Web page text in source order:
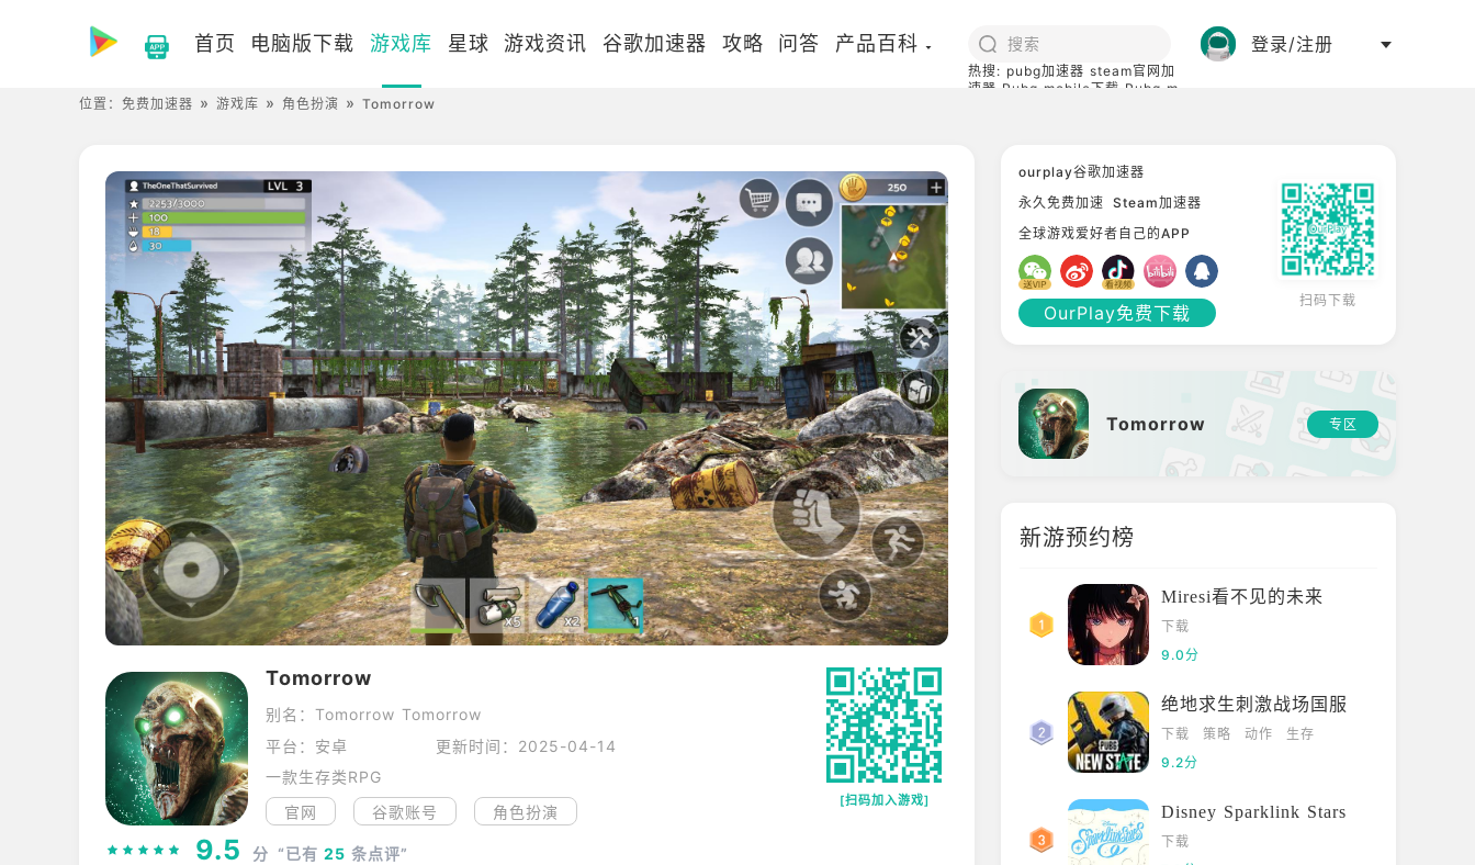
首页 电脑版下载 游戏库 星球 游戏资讯 谷歌加速器 攻略 问答 产品百科
热搜: pubg加速器 steam官网加
速器 Pubg mobile下载 Pubg m
登录/注册
位置： 免费加速器 游戏库 角色扮演 Tomorrow
Tomorrow
别名：Tomorrow Tomorrow
平台：安卓
更新时间：2025-04-14
一款生存类RPG
官网
谷歌账号 角色扮演
[扫码加入游戏]
9.5 分 “已有 25 条点评”
ourplay谷歌加速器
永久免费加速 Steam加速器
全球游戏爱好者自己的APP
OurPlay免费下载
扫码下载
Tomorrow 专区
新游预约榜
Miresi看不见的未来
下载
9.0分
绝地求生刺激战场国服
下载 策略 动作
生存
9.2分
Disney Sparklink Stars
下载